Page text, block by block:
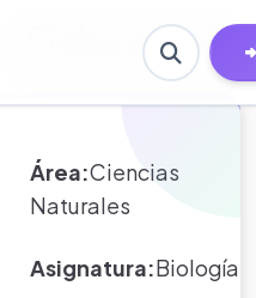
Ficha técnica
Área:Ciencias
Naturales
Asignatura:Biología